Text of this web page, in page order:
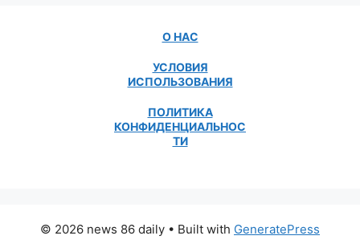
О НАС
УСЛОВИЯ
ИСПОЛЬЗОВАНИЯ
ПОЛИТИКА
КОНФИДЕНЦИАЛЬНОС
ТИ
© 2026 news 86 daily • Built with GeneratePress